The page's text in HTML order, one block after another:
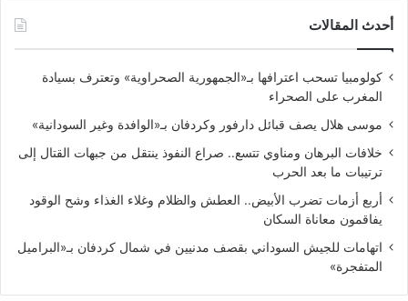
أحدث المقالات
كولومبيا تسحب اعترافها بـ«الجمهورية الصحراوية» وتعترف بسيادة
المغرب على الصحراء
موسى هلال يصف قبائل دارفور وكردفان بـ«الوافدة وغير السودانية»
خلافات البرهان ومناوي تتسع.. صراع النفوذ ينتقل من جبهات القتال إلى
ترتيبات ما بعد الحرب
أربع أزمات تضرب الأبيض.. العطش والظلام وغلاء الغذاء وشح الوقود
يفاقمون معاناة السكان
اتهامات للجيش السوداني بقصف مدنيين في شمال كردفان بـ«البراميل
المتفجرة»